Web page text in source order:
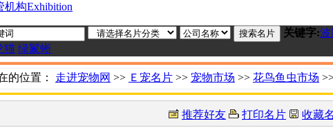
机构Exhibition
关键字:波
猫 绿鬣蜥
的位置： 走进宠物网 >> Ｅ宠名片 >> 宠物市场 >> 花鸟鱼虫市场
推荐好友 打印名片 收藏